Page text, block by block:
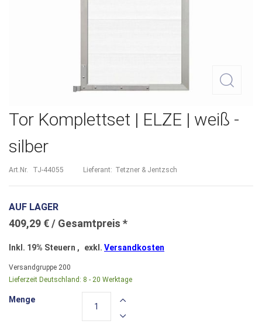
Zum
der
Bildergalerie
springen
Tor Komplettset | ELZE | weiß -
silber
Art.Nr. TJ-44055 Lieferant: Tetzner & Jentzsch
AUF LAGER
409,29 €
Inkl. 19% Steuern , exkl. Versandkosten
Versandgruppe 200
Lieferzeit Deutschland: 8 - 20 Werktage
Menge